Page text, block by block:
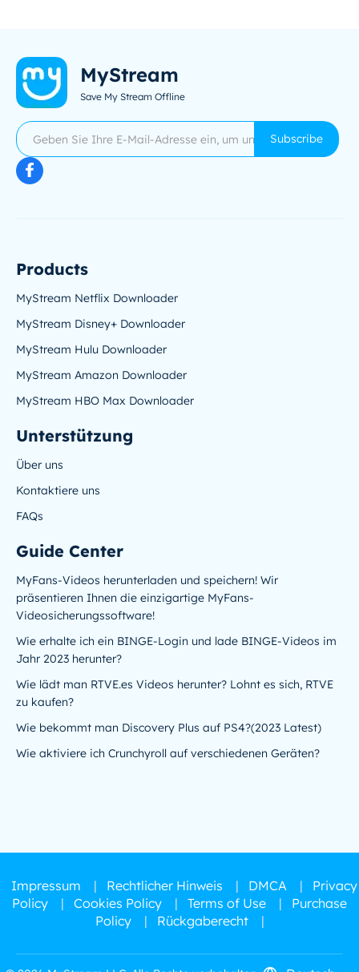
MyStream
Save My Stream Offline
Subscribe
Products
MyStream Netflix Downloader
MyStream Disney+ Downloader
MyStream Hulu Downloader
MyStream Amazon Downloader
MyStream HBO Max Downloader
Unterstützung
Über uns
Kontaktiere uns
FAQs
Guide Center
MyFans-Videos herunterladen und speichern! Wir
präsentieren Ihnen die einzigartige MyFans-
Videosicherungssoftware!
Wie erhalte ich ein BINGE-Login und lade BINGE-Videos im
Jahr 2023 herunter?
Wie lädt man RTVE.es Videos herunter? Lohnt es sich, RTVE
zu kaufen?
Wie bekommt man Discovery Plus auf PS4?(2023 Latest)
Wie aktiviere ich Crunchyroll auf verschiedenen Geräten?
Impressum | Rechtlicher Hinweis | DMCA |
Privacy
Policy
| Cookies Policy | Terms of Use |
Purchase
Policy
| Rückgaberecht |